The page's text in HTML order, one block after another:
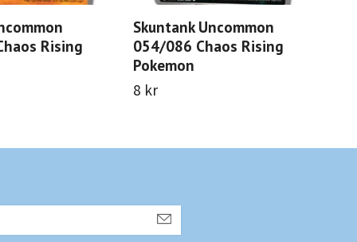
Rising
Skuntank Uncommon
054/086 Chaos Rising
Pokemon
8 kr